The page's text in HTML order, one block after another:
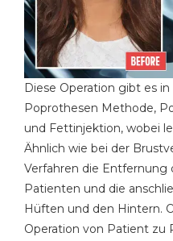
Diese Operation gibt es
Poprothesen Methode,
und Fettinjektion, wobei
Ähnlich wie bei der
Verfahren die
Patienten und die
Hüften und den Hintern.
Operation von Patient zu